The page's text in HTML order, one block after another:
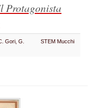
Protagonista
Gori, G.
STEM Mucchi